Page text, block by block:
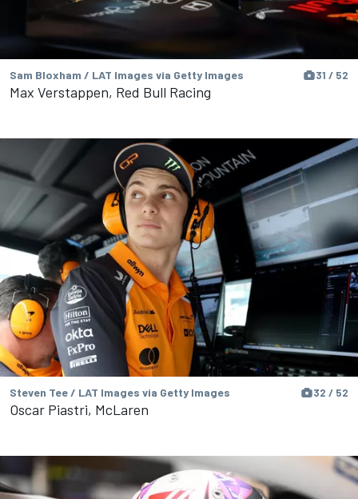
Sam Bloxham / LAT Images via Getty Images 31 / 52
Max Verstappen, Red Bull Racing
Steven Tee / LAT Images via Getty Images 32 / 52
Oscar Piastri, McLaren